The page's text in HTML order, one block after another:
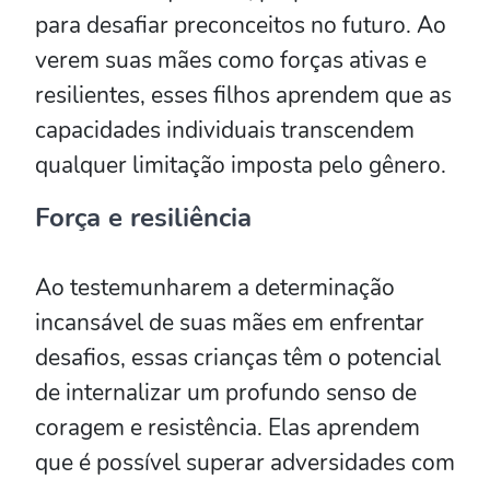
para desafiar preconceitos no futuro. Ao
verem suas mães como forças ativas e
resilientes, esses filhos aprendem que as
capacidades individuais transcendem
qualquer limitação imposta pelo gênero.
Força e resiliência
Ao testemunharem a determinação
incansável de suas mães em enfrentar
desafios, essas crianças têm o potencial
de internalizar um profundo senso de
coragem e resistência. Elas aprendem
que é possível superar adversidades com